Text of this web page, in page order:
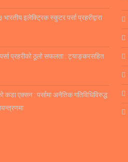
इलेक्ट्रिक स्कुटर पर्सा प्रहरीद्वारा
प्रहरीको ठूलो सफलता : ट्याङ्करसहित
एक्सन : पर्सामा अनैतिक गतिविधिविरुद्ध